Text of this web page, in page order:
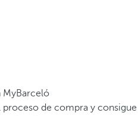
MyBarceló
proceso de compra y consigue